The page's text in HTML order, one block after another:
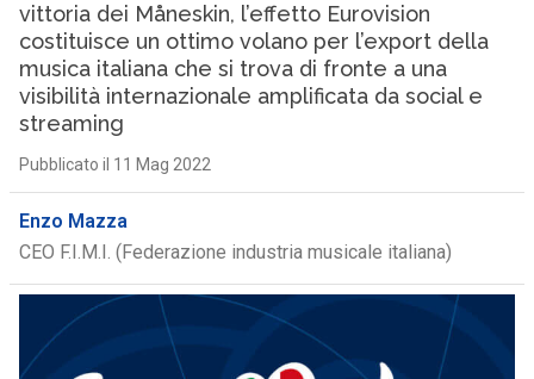
vittoria dei Måneskin, l’effetto Eurovision
costituisce un ottimo volano per l’export della
musica italiana che si trova di fronte a una
visibilità internazionale amplificata da social e
streaming
Pubblicato il 11 Mag 2022
Enzo Mazza
CEO F.I.M.I. (Federazione industria musicale italiana)